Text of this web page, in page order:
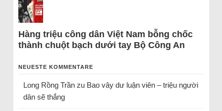
Hàng triệu công dân Việt Nam bỗng chốc
thành chuột bạch dưới tay Bộ Công An
NEUESTE KOMMENTARE
Long Rồng Trầnzu Bao vây dư luận viên – triệu người
dân sẽ thắng